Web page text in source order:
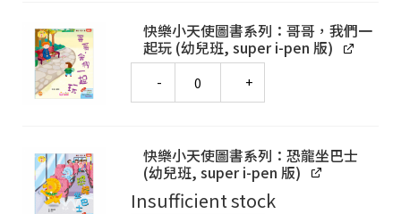
快樂小天使圖書系列：哥哥，我們一
起玩 (幼兒班, super i-pen 版)
快樂小天使圖書系列：恐龍坐巴士
(幼兒班, super i-pen 版)
Insufficient stock